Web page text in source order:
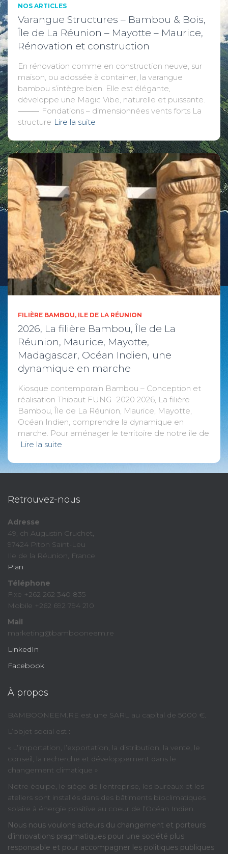
NOS ARTICLES
Varangue Structures – Bambou & Bois,
Île de La Réunion – Mayotte – Maurice,
Rénovation et construction
En rénovation comme en construction neuve, sur
maison, ou adossée à container, la varangue
bambou s’intègre bien. Elle est élégante,
développe une Magic Vibe, naturelle et puissante.
⸻ Fondations – dimensionnées vents forts La
structure Lire la suite
FILIÈRE BAMBOU, ILE DE LA RÉUNION
2026, La filière Bambou, Île de La
Réunion, Maurice, Mayotte,
Madagascar, Océan Indien, une
dynamique en marche
Kiosque contemporain Bambou – Conception et
réalisation Thibaut FUNG -2020 2026, La filière
Bambou, Île de La Réunion, Maurice, Mayotte,
Océan Indien, comprendre la dynamique en
marche. Pour aménager le territoire de notre île de
Lire la suite
Retrouvez-nous
Adresse
49, ch Augustin Gruchet,
97424 Piton Saint-Leu
Ile de la Réunion, France
Plan
Téléphone
Fixe +262 262 340 835
Mobile +262 692 794 210
Mail
marketing@bambooneem.re
LinkedIn
Facebook
À propos
BAMBOONEEM.RE est une SARL au capital de 5000 €.
L’objet social est :
« L’importation, l’exportation, la distribution, la vente, le
conseil, la recherche et développement dans le
changement climatique »
Notre équipe, le siège de l’entreprise, les bureaux et les
ateliers sont installés dans des bâtiments bioclimatiques
solaire à énergie positive au coeur de l’Océan Indien.
Nous nous voulons acteurs du changement et porteurs
d’innovations pragmatiques pour une société plus
responsable et pour accompagner les politiques publiques